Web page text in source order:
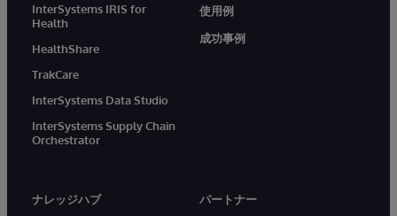
InterSystems IRIS for
Health
HealthShare
TrakCare
InterSystems Data Studio
InterSystems Supply Chain
Orchestrator
使用例
成功事例
ナレッジハブ
パートナー